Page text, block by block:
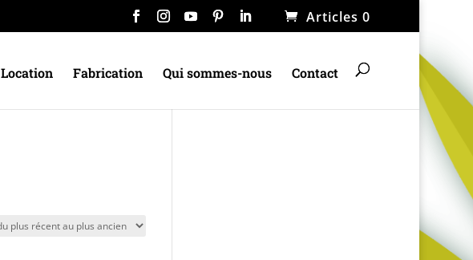
Articles 0
Location Fabrication Qui sommes-nous Contact